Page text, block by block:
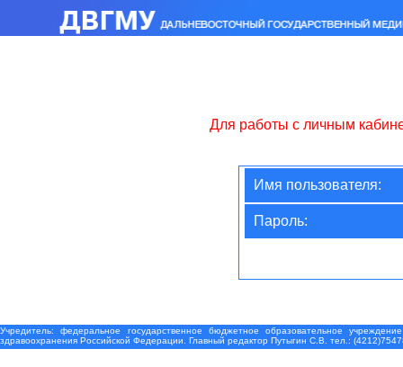
Для работы с личным
Имя пользователя:
Пароль:
Учредитель: федеральное государственное бюджетное образовательное
здравоохранения Российской Федерации. Главный редактор Путыгин С.В. тел.: